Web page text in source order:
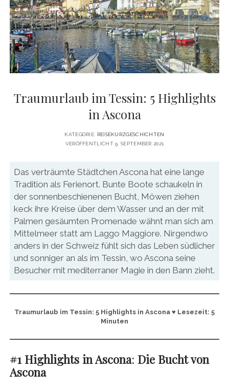
IMPRESSUM
DATENSCHUTZERKLÄRUNG
♥ ÜBER DIE AUTORIN Menü
öffnen
VITA
PRESSE & MEDIEN
MEDIADATEN
twitterfacebook
pinterestyoutubeinstagram
Traumurlaub im Tessin: 5 Highlights
in Ascona
KATEGORIE: REISEKURZGESCHICHTEN
VERÖFFENTLICHT 9. SEPTEMBER 2021
Das verträumte Städtchen Ascona hat eine lange
Tradition als Ferienort. Bunte Boote schaukeln in
der sonnenbeschienenen Bucht, Möwen ziehen
keck ihre Kreise über dem Wasser und an der mit
Palmen gesäumten Promenade wähnt man sich am
Mittelmeer statt am Laggo Maggiore. Nirgendwo
anders in der Schweiz fühlt sich das Leben südlicher
und sonniger an als im Tessin, wo Ascona seine
Besucher mit mediterraner Magie in den Bann zieht.
Traumurlaub im Tessin: 5 Highlights in Ascona ♥ Lesezeit: 5
Minuten
#1 Highlights in Ascona: Die Bucht von
Ascona